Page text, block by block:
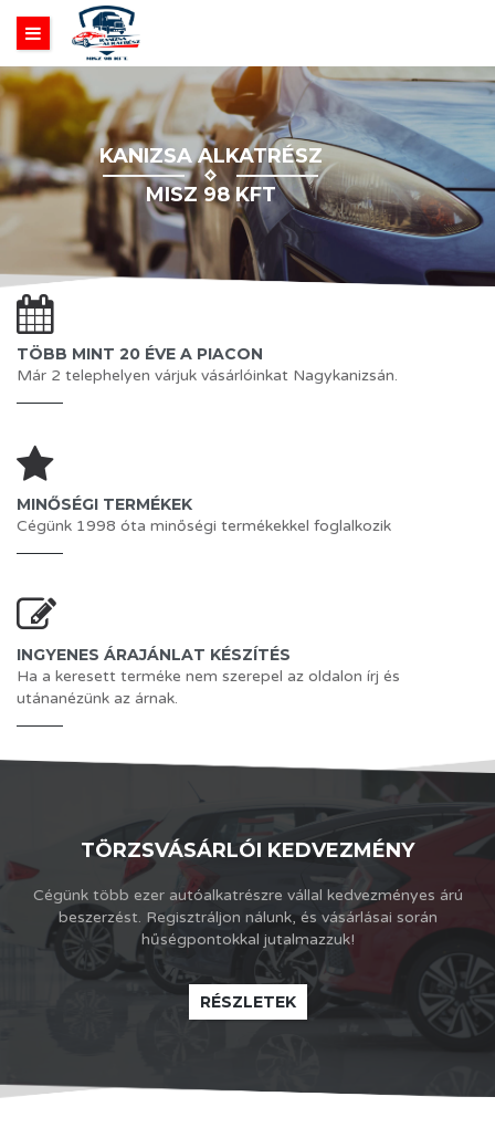
KANIZSA ALKATRÉSZ
MISZ 98 KFT
TÖBB MINT 20 ÉVE A PIACON
Már 2 telephelyen várjuk vásárlóinkat Nagykanizsán.
MINŐSÉGI TERMÉKEK
Cégünk 1998 óta minőségi termékekkel foglalkozik
INGYENES ÁRAJÁNLAT KÉSZÍTÉS
Ha a keresett terméke nem szerepel az oldalon írj és
utánanézünk az árnak.
TÖRZSVÁSÁRLÓI KEDVEZMÉNY
Cégünk több ezer autóalkatrészre vállal kedvezményes árú
beszerzést. Regisztráljon nálunk, és vásárlásai során
hűségpontokkal jutalmazzuk!
RÉSZLETEK